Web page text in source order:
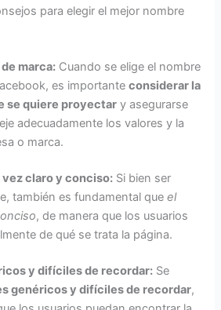
para elegir el mejor nombre
marca: Cuando se elige el nombre
es importanteconsiderar la
se quiere proyectar y asegurarse
adecuadamente los valores y la
o marca.
claro y conciso: Si bien ser
también es fundamental queel
, de manera que los usuarios
de qué se trata la página.
y difíciles de recordar: Se
genéricos y difíciles de recordar,